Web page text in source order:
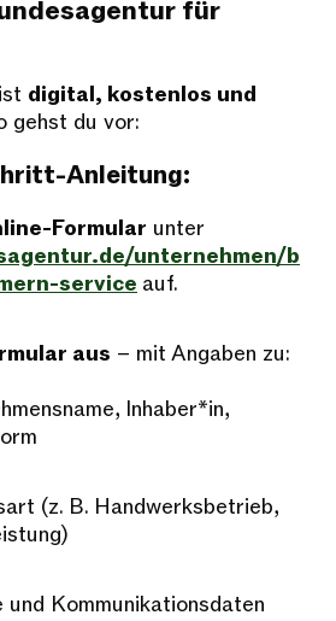
für
digital, kostenlos und
gehst du vor:
Anleitung:
Formular unter
unternehmen/b
service auf.
aus – mit Angaben zu:
Inhaber*in,
(z. B. Handwerksbetrieb,
und Kommunikationsdaten